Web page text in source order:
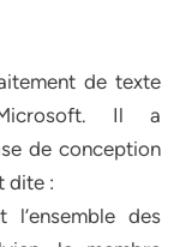
de texte
Il a
de conception
dite :
des